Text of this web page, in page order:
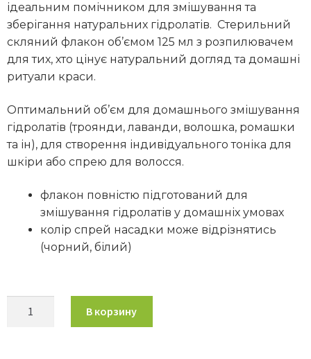
ідеальним помічником для змішування та
зберігання натуральних гідролатів. Стерильний
скляний флакон об’ємом 125 мл з розпилювачем
для тих, хто цінує натуральний догляд та домашні
ритуали краси.
Оптимальний об’єм для домашнього змішування
гідролатів (троянди, лаванди, волошка, ромашки
та ін), для створення індивідуального тоніка для
шкіри або спрею для волосся.
флакон повністю підготований для
змішування гідролатів у домашніх умовах
колір спрей насадки може відрізнятись
(чорний, білий)
В корзину